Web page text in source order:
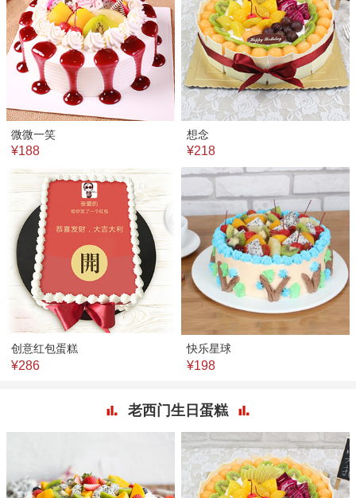
微微一笑
¥188
想念
¥218
创意红包蛋糕
¥286
快乐星球
¥198
老西门生日蛋糕